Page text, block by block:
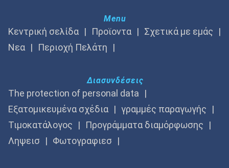
Menu
Κεντρική σελίδα Προϊοντα
Σχετικά με εμάς
Νεα
Περιοχή Πελάτη
Διασυνδέσεις
The protection of personal data
Εξατομικευμένα σχέδια
γραμμές παραγωγής
Τιμοκατάλογος
Προγράμματα διαμόρφωσης
Ληψεισ
Φωτογραφιεσ